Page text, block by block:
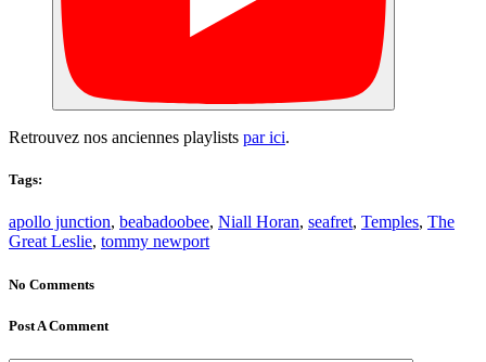
Retrouvez nos anciennes playlists par ici.
Tags:
apollo junction, beabadoobee, Niall Horan, seafret, Temples, The
Great Leslie, tommy newport
No Comments
Post A Comment